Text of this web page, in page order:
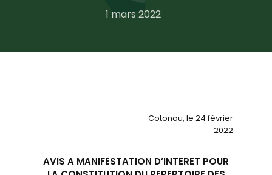
1 mars 2022
Cotonou, le 24 février
2022
AVIS A MANIFESTATION D’INTERET POUR